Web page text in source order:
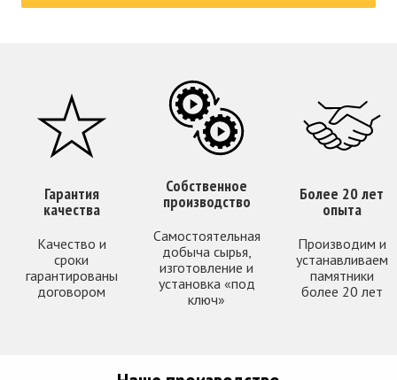
Гарантия
качества
Качество и
сроки
гарантированы
договором
Собственное
производство
Самостоятельная
добыча сырья,
изготовление и
установка «под
ключ»
Более 20 лет
опыта
Производим и
устанавливаем
памятники
более 20 лет